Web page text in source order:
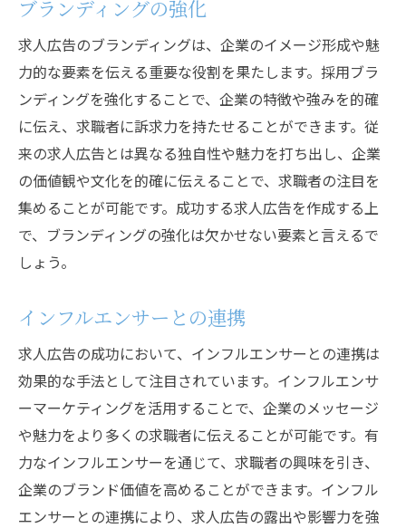
ブランディングの強化
求人広告のブランディングは、企業のイメージ形成や魅
力的な要素を伝える重要な役割を果たします。採用ブラ
ンディングを強化することで、企業の特徴や強みを的確
に伝え、求職者に訴求力を持たせることができます。従
来の求人広告とは異なる独自性や魅力を打ち出し、企業
の価値観や文化を的確に伝えることで、求職者の注目を
集めることが可能です。成功する求人広告を作成する上
で、ブランディングの強化は欠かせない要素と言えるで
しょう。
インフルエンサーとの連携
求人広告の成功において、インフルエンサーとの連携は
効果的な手法として注目されています。インフルエンサ
ーマーケティングを活用することで、企業のメッセージ
や魅力をより多くの求職者に伝えることが可能です。有
力なインフルエンサーを通じて、求職者の興味を引き、
企業のブランド価値を高めることができます。インフル
エンサーとの連携により、求人広告の露出や影響力を強